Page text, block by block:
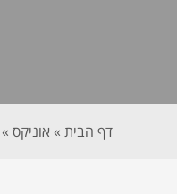
דף הבית »אוניקס »